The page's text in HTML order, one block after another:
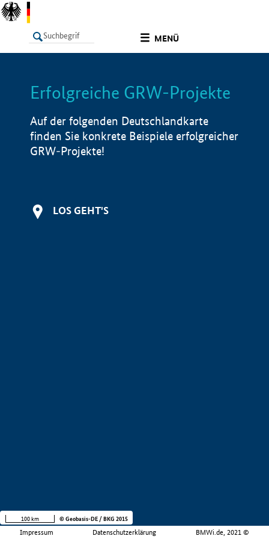
MENÜ
LISTE Info
Erfolgreiche GRW-Projekte
Auf der folgenden Deutschlandkarte
finden Sie konkrete Beispiele erfolgreicher
GRW-Projekte!
LOS GEHT'S
Impressum Datenschutzerklärung BMWi.de, 2021 ©
100 km © Geobasis-DE / BKG 2015